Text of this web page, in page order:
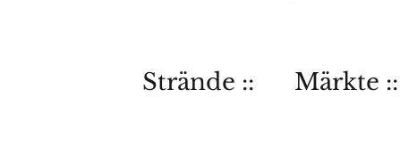
Strände :: Märkte ::